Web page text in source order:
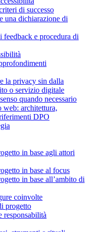
di successo
una dichiarazione di
feedback e procedura di
la privacy sin dalla
o servizio digitale
quando necessario
web: architettura,
DPO
in base agli attori
in base al focus
in base all’ambito di
coinvolte
progetto